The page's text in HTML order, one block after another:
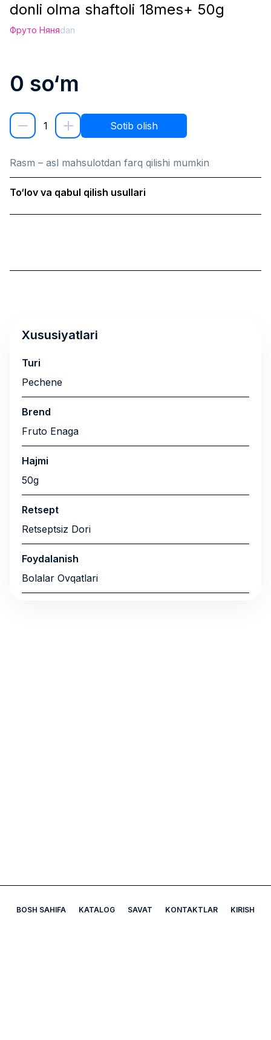
donli olma shaftoli 18mes+ 50g
Фруто Няняdan
0 so‘m
1 Sotib olish
Rasm – asl mahsulotdan farq qilishi mumkin
To‘lov va qabul qilish usullari
Xususiyatlari
Turi
Pechene
Brend
Fruto Enaga
Hajmi
50g
Retsept
Retseptsiz Dori
Foydalanish
Bolalar Ovqatlari
BOSH SAHIFA KATALOG SAVAT KONTAKTLAR KIRISH